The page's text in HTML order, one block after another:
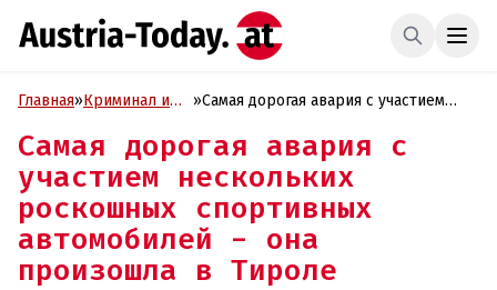
Главная»Криминал и
»Самая дорогая авария с участием
автомобилей - она произошла в
Тироле
Самая дорогая авария с
участием нескольких
роскошных спортивных
автомобилей - она
произошла в Тироле